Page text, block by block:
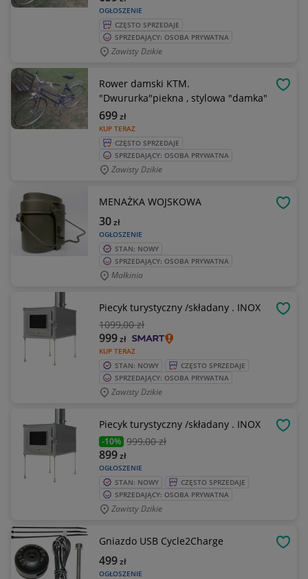
OGŁOSZENIE
CZĘSTO SPRZEDAJE
SPRZEDAJĄCY: OSOBA PRYWATNA
Zawisty Dzikie
Rower damski KTM.
"Dwururka"piekna , stylowa "damka"
KUP TERAZ
699zł
CZĘSTO SPRZEDAJE
SPRZEDAJĄCY: OSOBA PRYWATNA
Zawisty Dzikie
MENAŻKA WOJSKOWA
OGŁOSZENIE
30zł
STAN: NOWY
SPRZEDAJĄCY: OSOBA PRYWATNA
Małkinia
Piecyk turystyczny /składany . INOX
1099,00 zł
KUP TERAZ
999zł
STAN: NOWY
CZĘSTO SPRZEDAJE
SPRZEDAJĄCY: OSOBA PRYWATNA
Zawisty Dzikie
Piecyk turystyczny /składany . INOX
-10% 999,00 zł
OGŁOSZENIE
899zł
STAN: NOWY
CZĘSTO SPRZEDAJE
SPRZEDAJĄCY: OSOBA PRYWATNA
Zawisty Dzikie
Gniazdo USB Cycle2Charge
OGŁOSZENIE
499zł